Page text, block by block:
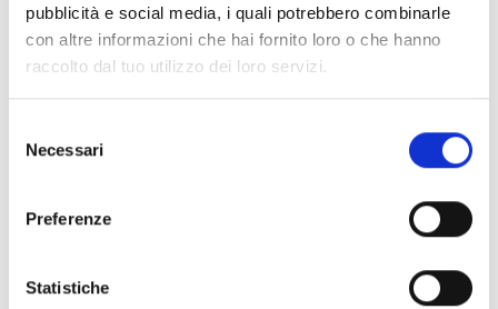
pubblicità e social media, i quali potrebbero combinarle
con altre informazioni che hai fornito loro o che hanno
raccolto dal tuo utilizzo dei loro servizi.
delNecessari
Preferenze
Statistiche
Accessories EB00 Bases - Materials
Accessories for detector testing - Materials(6)